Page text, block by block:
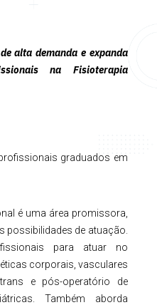
alta demanda e expanda
na Fisioterapia
graduados em
é uma área promissora,
possibilidades de atuação.
para atuar no
corporais, vasculares
e pós-operatório de
Também aborda